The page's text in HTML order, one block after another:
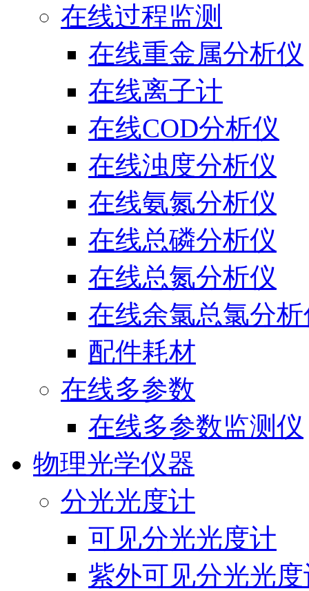
在线过程监测
在线重金属分析仪
在线离子计
在线COD分析仪
在线浊度分析仪
在线氨氮分析仪
在线总磷分析仪
在线总氮分析仪
在线余氯总氯分
配件耗材
在线多参数
在线多参数监测仪
物理光学仪器
分光光度计
可见分光光度计
紫外可见分光光